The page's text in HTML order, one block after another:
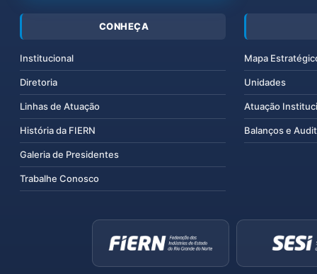
CONHEÇA
Institucional
Diretoria
Linhas de Atuação
História da FIERN
Galeria de Presidentes
Trabalhe Conosco
Mapa
Unidades
Atuação
Balanços e